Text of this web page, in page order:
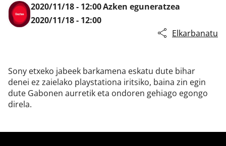
2020/11/18 - 12:00Azken eguneratzea
2020/11/18 - 12:00
Elkarbanatu
Sony etxeko jabeek barkamena eskatu dute bihar
denei ez zaielako playstationa iritsiko, baina zin egin
dute Gabonen aurretik eta ondoren gehiago egongo
direla.